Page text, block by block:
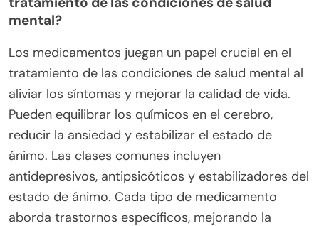
autorrealización, y la terapia integrativa combina
tratamiento personalizado. Comprender estos
tipos ayuda a seleccionar tratamientos efectivos y
a superar el estigma asociado con la salud mental.
¿Qué papel juegan los medicamentos en el
tratamiento de las condiciones de salud
mental?
Los medicamentos juegan un papel crucial en el
tratamiento de las condiciones de salud mental al